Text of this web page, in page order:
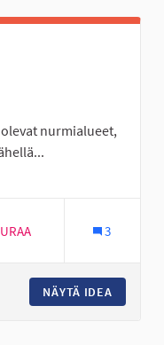
nurmialueet,
Seinäjoki
3
NÄYTÄ IDEA